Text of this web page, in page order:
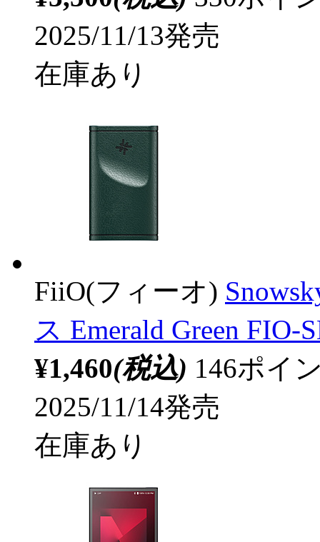
2025/11/13発売
在庫あり
FiiO(フィーオ)
ス Emerald Green FIO-
¥1,460(税込) 146ポイ
2025/11/14発売
在庫あり